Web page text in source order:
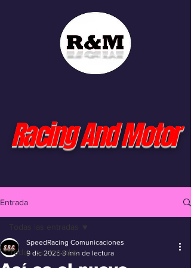
Racing And Motor
Entrada
Todas las entradas
Todas las entradas
SpeedRacing Comunicaciones
9 dic 2025 3 min de lectura